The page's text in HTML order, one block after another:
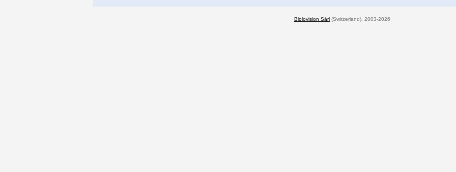
Biolovision Sàrl (Switzerland), 2003-2026